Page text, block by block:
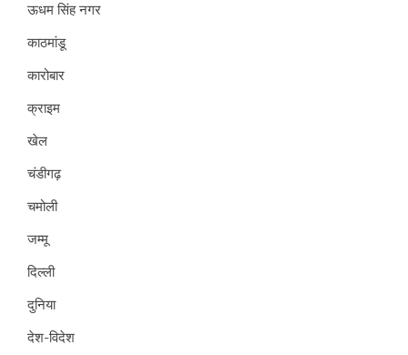
ऊधम सिंह नगर
काठमांडू
कारोबार
क्राइम
खेल
चंडीगढ़
चमोली
जम्मू
दिल्ली
दुनिया
देश-विदेश